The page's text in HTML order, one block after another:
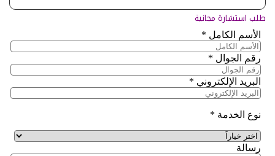
طلب استشارة مجانية